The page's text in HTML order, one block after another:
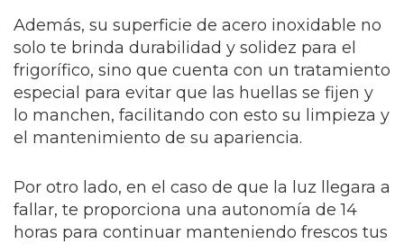
Además, su superficie de acero inoxidable no
solo te brinda durabilidad y solidez para el
frigorífico, sino que cuenta con un tratamiento
especial para evitar que las huellas se fijen y
lo manchen, facilitando con esto su limpieza y
el mantenimiento de su apariencia.
Por otro lado, en el caso de que la luz llegara a
fallar, te proporciona una autonomía de 14
horas para continuar manteniendo frescos tus